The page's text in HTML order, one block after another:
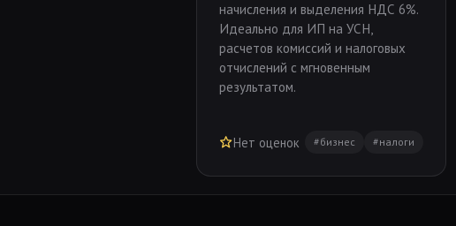
начисления и выделения НДС 6%.
Идеально для ИП на УСН,
расчетов комиссий и налоговых
отчислений с мгновенным
результатом.
Нет оценок #бизнес #налоги